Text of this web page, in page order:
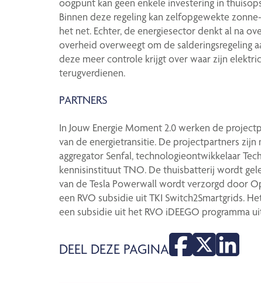
oogpunt kan geen enkele investering in
Binnen deze regeling kan zelfopgewekte
het net. Echter, de energiesector denkt al na
overheid overweegt om de salderingsregeling
deze meer controle krijgt over waar zijn
terugverdienen.
PARTNERS
In Jouw Energie Moment 2.0 werken de
van de energietransitie. De projectpartners
aggregator Senfal, technologieontwikkelaar
kennisinstituut TNO. De thuisbatterij wordt
van de Tesla Powerwall wordt verzorgd door
een RVO subsidie uit TKI Switch2Smartgrids.
een subsidie uit het RVO iDEEGO programma
DEEL DEZE PAGINA